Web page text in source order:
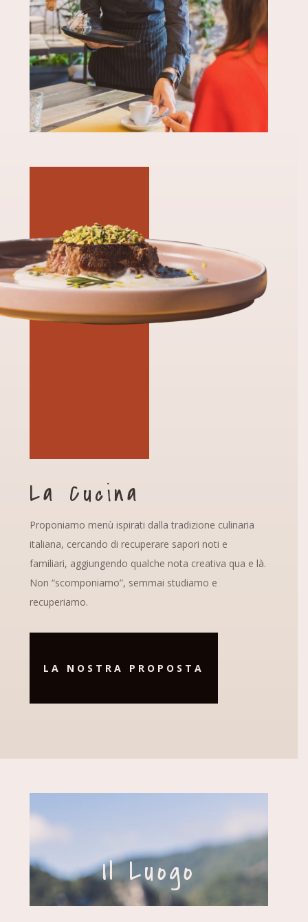
La Cucina
Proponiamo menù ispirati dalla tradizione culinaria
italiana, cercando di recuperare sapori noti e
familiari, aggiungendo qualche nota creativa qua e là.
Non “scomponiamo”, semmai studiamo e
recuperiamo.
LA NOSTRA PROPOSTA
Il Luogo